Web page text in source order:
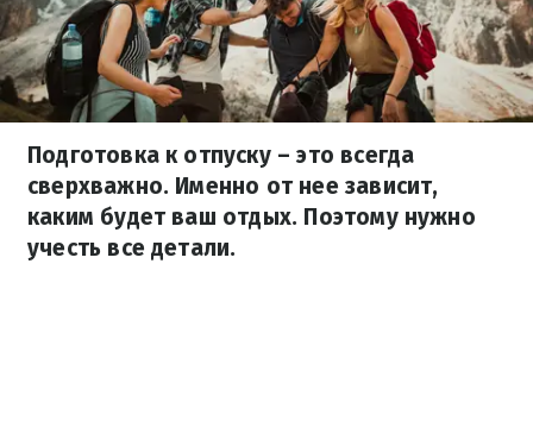
Подготовка к отпуску – это всегда
сверхважно. Именно от нее зависит,
каким будет ваш отдых. Поэтому нужно
учесть все детали.